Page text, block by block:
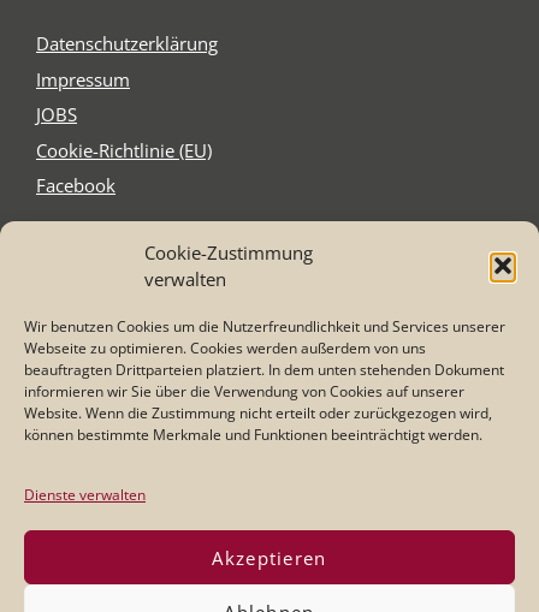
Cookie-Zustimmung
verwalten
Wir benutzen Cookies um die Nutzerfreundlichkeit und Services unserer
Webseite zu optimieren. Cookies werden außerdem von uns
beauftragten Drittparteien platziert. In dem unten stehenden Dokument
informieren wir Sie über die Verwendung von Cookies auf unserer
Website. Wenn die Zustimmung nicht erteilt oder zurückgezogen wird,
können bestimmte Merkmale und Funktionen beeinträchtigt werden.
Dienste verwalten
Akzeptieren
Daten­schutz­er­klä­rung
Impres­sum
JOBS
Coo­kie-Rich­t­­li­­nie (EU)
Face­book
Schnitzel´s
Elzer Str. 2-4
Tel. 0 64 31 - 21 75 87
Mail: info@schnitzel-s.com
Öffnungszeiten
11:30 - 14:00 und 17:00 -22:00 Uhr
Di/Mi/Do/So: 17:00 - 21:00 Uhr